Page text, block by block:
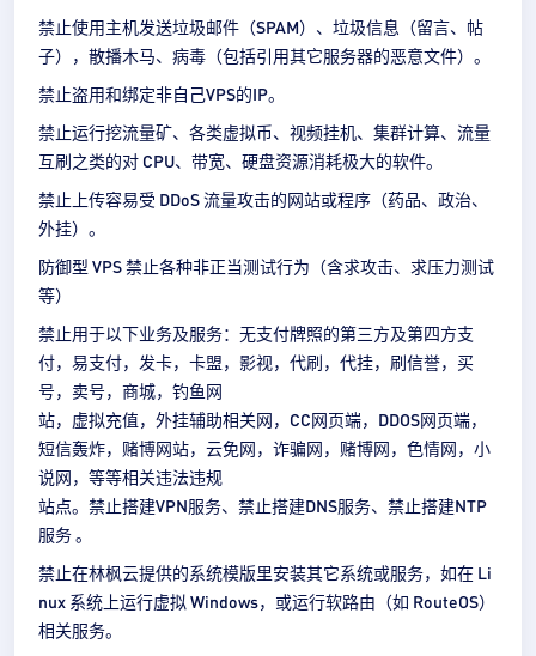
禁止使用主机发送垃圾邮件（SPAM）、垃圾信息（留言、帖
子），散播木马、病毒（包括引用其它服务器的恶意文件）。
禁止盗用和绑定非自己VPS的IP。
禁止运行挖流量矿、各类虚拟币、视频挂机、集群计算、流量
互刷之类的对 CPU、带宽、硬盘资源消耗极大的软件。
禁止上传容易受 DDoS 流量攻击的网站或程序（药品、政治、
外挂）。
防御型 VPS 禁止各种非正当测试行为（含求攻击、求压力测试
等）
禁止用于以下业务及服务：无支付牌照的第三方及第四方支
付，易支付，发卡，卡盟，影视，代刷，代挂，刷信誉，买
号，卖号，商城，钓鱼网
站，虚拟充值，外挂辅助相关网，CC网页端，DDOS网页端，
短信轰炸，赌博网站，云免网，诈骗网，赌博网，色情网，小
说网，等等相关违法违规
站点。禁止搭建VPN服务、禁止搭建DNS服务、禁止搭建NTP
服务 。
禁止在林枫云提供的系统模版里安装其它系统或服务，如在 Li
nux 系统上运行虚拟 Windows，或运行软路由（如 RouteOS）
相关服务。